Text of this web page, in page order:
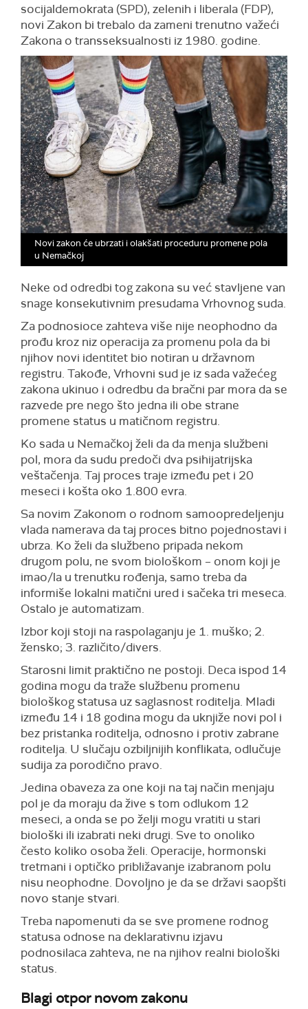
socijaldemokrata (SPD), zelenih i liberala (FDP),
novi Zakon bi trebalo da zameni trenutno važeći
Zakona o transseksualnosti iz 1980. godine.
Novi zakon će ubrzati i olakšati proceduru promene pola
u Nemačkoj
Neke od odredbi tog zakona su već stavljene van
snage konsekutivnim presudama Vrhovnog suda.
Za podnosioce zahteva više nije neophodno da
prođu kroz niz operacija za promenu pola da bi
njihov novi identitet bio notiran u državnom
registru. Takođe, Vrhovni sud je iz sada važećeg
zakona ukinuo i odredbu da bračni par mora da se
razvede pre nego što jedna ili obe strane
promene status u matičnom registru.
Ko sada u Nemačkoj želi da da menja službeni
pol, mora da sudu predoči dva psihijatrijska
veštačenja. Taj proces traje između pet i 20
meseci i košta oko 1.800 evra.
Sa novim Zakonom o rodnom samoopredeljenju
vlada namerava da taj proces bitno pojednostavi i
ubrza. Ko želi da službeno pripada nekom
drugom polu, ne svom biološkom – onom koji je
imao/la u trenutku rođenja, samo treba da
informiše lokalni matični ured i sačeka tri meseca.
Ostalo je automatizam.
Izbor koji stoji na raspolaganju je 1. muško; 2.
žensko; 3. različito/divers.
Starosni limit praktično ne postoji. Deca ispod 14
godina mogu da traže službenu promenu
biološkog statusa uz saglasnost roditelja. Mladi
između 14 i 18 godina mogu da uknjiže novi pol i
bez pristanka roditelja, odnosno i protiv zabrane
roditelja. U slučaju ozbiljnijih konflikata, odlučuje
sudija za porodično pravo.
Jedina obaveza za one koji na taj način menjaju
pol je da moraju da žive s tom odlukom 12
meseci, a onda se po želji mogu vratiti u stari
biološki ili izabrati neki drugi. Sve to onoliko
često koliko osoba želi. Operacije, hormonski
tretmani i optičko približavanje izabranom polu
nisu neophodne. Dovoljno je da se državi saopšti
novo stanje stvari.
Treba napomenuti da se sve promene rodnog
statusa odnose na deklarativnu izjavu
podnosilaca zahteva, ne na njihov realni biološki
status.
Blagi otpor novom zakonu